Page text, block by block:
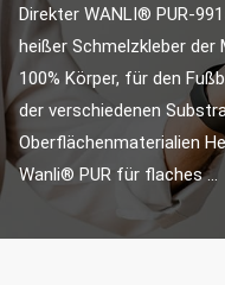
Direkter WANLI® PUR-
heißer Schmelzkleber
100% Körper, für den
der verschiedenen
Oberflächenmaterialien
Wanli® PUR für flaches ...